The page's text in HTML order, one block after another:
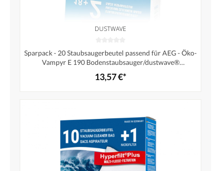
DUSTWAVE
Sparpack - 20 Staubsaugerbeutel passend für AEG - Öko-
Vampyr E 190 Bodenstaubsauger/dustwave®
Markenstaubbeutel – Made in Germany + Microfilter
13,57 €*